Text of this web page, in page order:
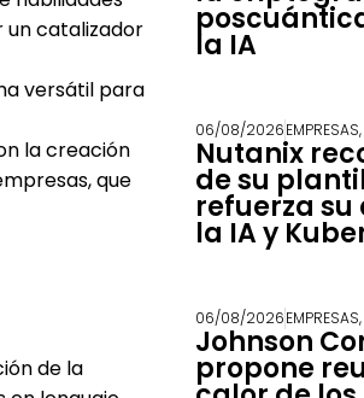
un catalizador
versátil para
la creación
que
de la
la IA
06/08/2026EMPRESAS,
Nutanix
de su
refuerza
la IA y
06/08/2026EMPRESAS,
Johnson
propone